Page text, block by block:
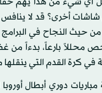
شاشات أخرى؟ قد لا
حيث النجاح في
بارعاً، بدءاً من
في كرة القدم التي
مباريات دوري أبطال